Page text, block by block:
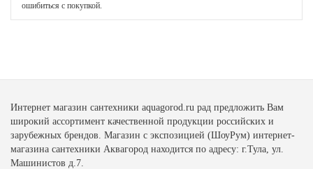
ошибиться с покупкой.
Интернет магазин сантехники aquagorod.ru рад предложить Вам
широкий ассортимент качественной продукции российских и
зарубежных брендов. Магазин с экспозицией (ШоуРум) интернет-
магазина сантехники Аквагород находится по адресу: г.Тула, ул.
Машинистов д.7.